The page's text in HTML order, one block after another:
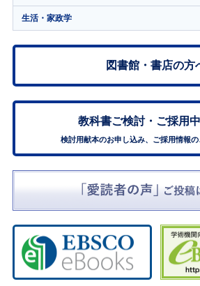
生活・家政学
図書館・書店の方
教科書ご検討・ ご採用
検討用献本のお申し込み、ご採用情報